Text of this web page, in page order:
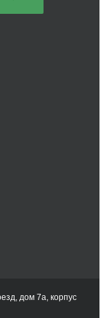
дом 7а, корпус